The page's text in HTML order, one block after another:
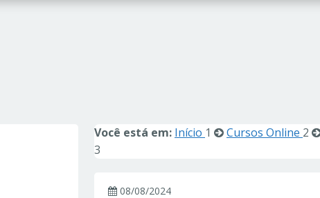
Você está em: Início 1 Cursos Online 2
3
08/08/2024